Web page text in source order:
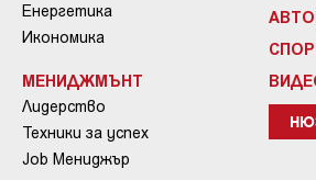
Енергетика
Икономика
МЕНИДЖМЪНТ
Лидерство
Техники за успех
Job Мениджър